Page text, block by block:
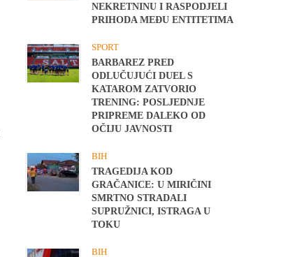
NEKRETNINU I RASPODJELI
PRIHODA MEĐU ENTITETIMA
SPORT
BARBAREZ PRED
ODLUČUJUĆI DUEL S
KATAROM ZATVORIO
TRENING: POSLJEDNJE
PRIPREME DALEKO OD
OČIJU JAVNOSTI
BIH
TRAGEDIJA KOD
GRAČANICE: U MIRIČINI
SMRTNO STRADALI
SUPRUŽNICI, ISTRAGA U
TOKU
BIH